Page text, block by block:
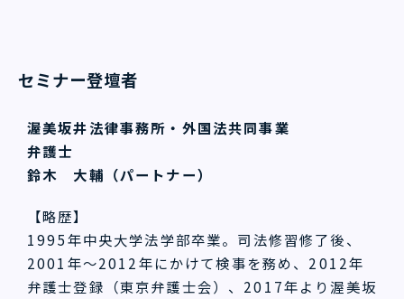
セミナー登壇者
渥美坂井法律事務所・外国法共同事業
弁護士
鈴木 大輔（パートナー）
【略歴】
1995年中央大学法学部卒業。司法修習修了後、
2001年～2012年にかけて検事を務め、2012年
弁護士登録（東京弁護士会）、2017年より渥美坂